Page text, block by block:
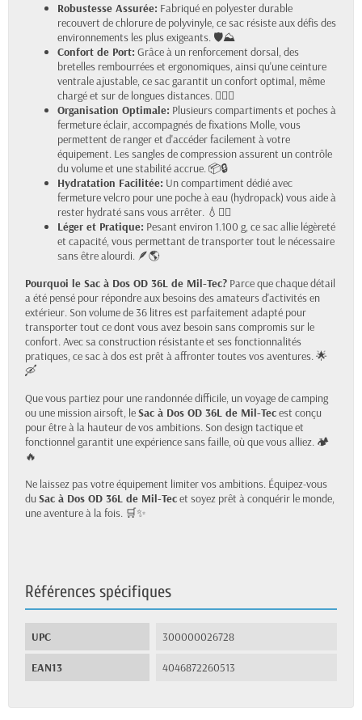
Robustesse Assurée: Fabriqué en polyester durable
recouvert de chlorure de polyvinyle, ce sac résiste aux défis des
environnements les plus exigeants. 🛡️⛰️
Confort de Port: Grâce à un renforcement dorsal, des
bretelles rembourrées et ergonomiques, ainsi qu'une ceinture
ventrale ajustable, ce sac garantit un confort optimal, même
chargé et sur de longues distances. 🏋️‍♂️🎒
Organisation Optimale: Plusieurs compartiments et poches à
fermeture éclair, accompagnés de fixations Molle, vous
permettent de ranger et d'accéder facilement à votre
équipement. Les sangles de compression assurent un contrôle
du volume et une stabilité accrue. 📦🔒
Hydratation Facilitée: Un compartiment dédié avec
fermeture velcro pour une poche à eau (hydropack) vous aide à
rester hydraté sans vous arrêter. 💧🚶‍♂️
Léger et Pratique: Pesant environ 1.100 g, ce sac allie légèreté
et capacité, vous permettant de transporter tout le nécessaire
sans être alourdi. 🪶🌎
Pourquoi le Sac à Dos OD 36L de Mil-Tec? Parce que chaque détail
a été pensé pour répondre aux besoins des amateurs d'activités en
extérieur. Son volume de 36 litres est parfaitement adapté pour
transporter tout ce dont vous avez besoin sans compromis sur le
confort. Avec sa construction résistante et ses fonctionnalités
pratiques, ce sac à dos est prêt à affronter toutes vos aventures. 🌟
🛶
Que vous partiez pour une randonnée difficile, un voyage de camping
ou une mission airsoft, leSac à Dos OD 36L de Mil-Tecest conçu
pour être à la hauteur de vos ambitions. Son design tactique et
fonctionnel garantit une expérience sans faille, où que vous alliez. 🏕️
🔥
Ne laissez pas votre équipement limiter vos ambitions. Équipez-vous
du Sac à Dos OD 36L de Mil-Tecet soyez prêt à conquérir le monde,
une aventure à la fois. 🛒✨
Références spécifiques
UPC 300000026728
EAN13 4046872260513